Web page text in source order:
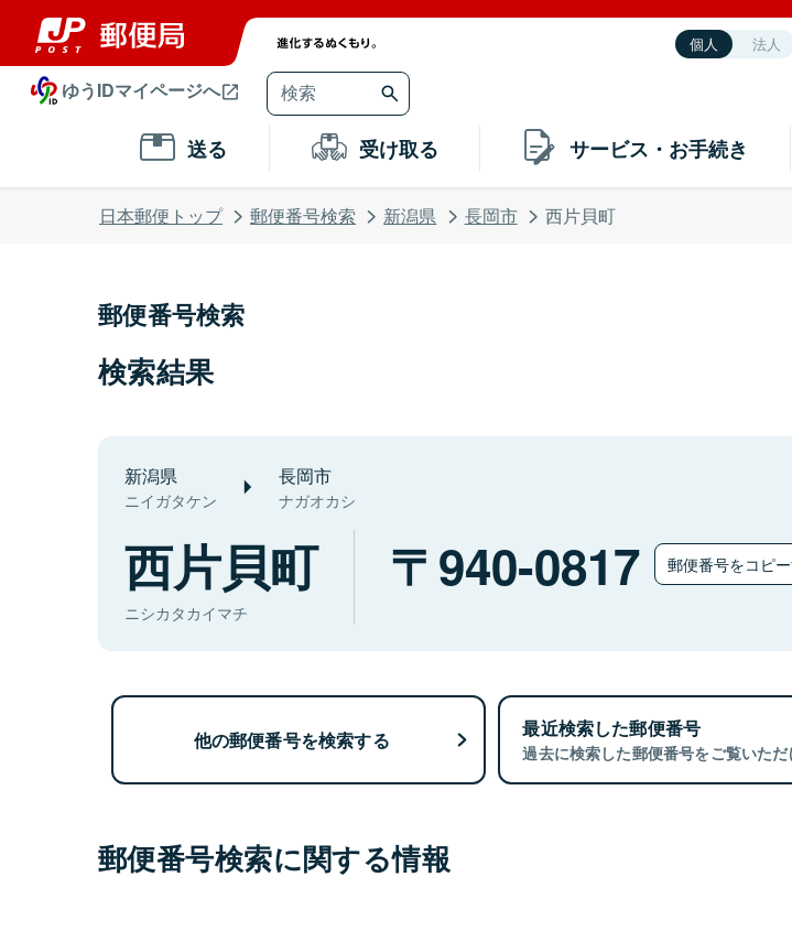
個人 法人
ゆうIDマイページへ
送る 受け取る サービス・お手続き
日本郵便トップ 郵便番号検索 新潟県 長岡市 西片貝町
郵便番号検索
検索結果
新潟県
ニイガタケン
長岡市
ナガオカシ
西片貝町
ニシカタカイマチ
940-0817 郵便番号をコピ
他の郵便番号を検索する 最近検索した郵便番号
過去に検索した郵便番号をご覧いただ
郵便番号検索に関する情報